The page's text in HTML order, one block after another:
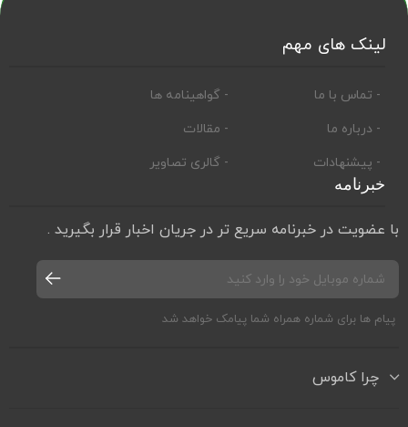
لینک های مهم
- تماس با ما
- درباره ما
- پیشنهادات
- گواهینامه ها
- مقالات
- گالری تصاویر
خبرنامه
با عضویت در خبرنامه سریع تر در جریان اخبار قرار بگیرید .
پیام ها برای شماره همراه شما پیامک خواهد شد
چرا کاموس